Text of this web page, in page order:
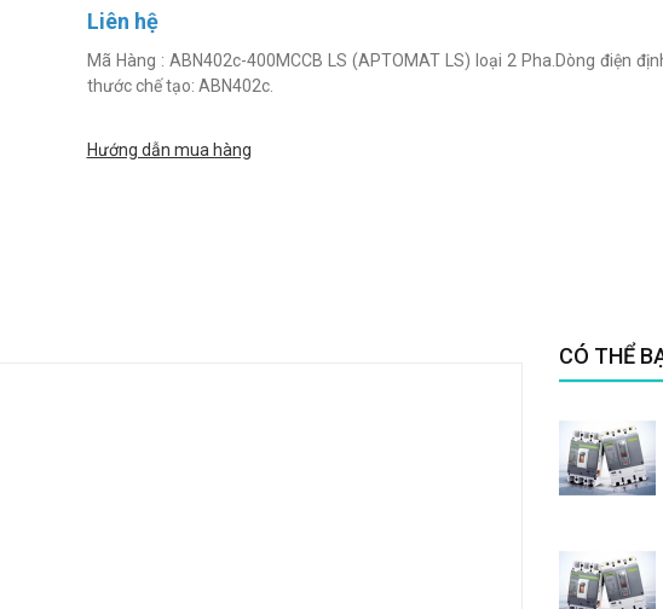
Liên hệ
Mã Hàng : ABN402c-400MCCB LS (APTOMAT LS) loại 2 Pha.Dòng điện định mức(A): 400
thước chế tạo: ABN402c.
Hướng dẫn mua hàng
CÓ THỂ